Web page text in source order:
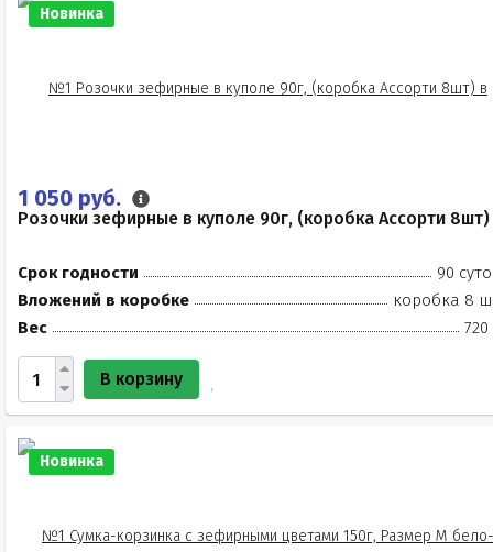
Новинка
1 050 руб.
Розочки зефирные в куполе 90г, (коробка Ассорти 8шт)
Срок годности
90
Вложений в коробке
коробка 8
Вес
720
В корзину
Новинка